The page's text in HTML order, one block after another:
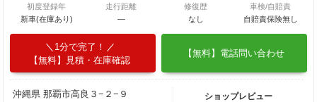
初度登録年
新車(在庫あり)
走行距離
―
修復歴
なし
車検/自賠責
自賠責保険無し
1分で完了！
【無料】見積・在庫確認
【無料】電話問い合わせ
沖縄県 那覇市高良３−２−９
ショップレビュー